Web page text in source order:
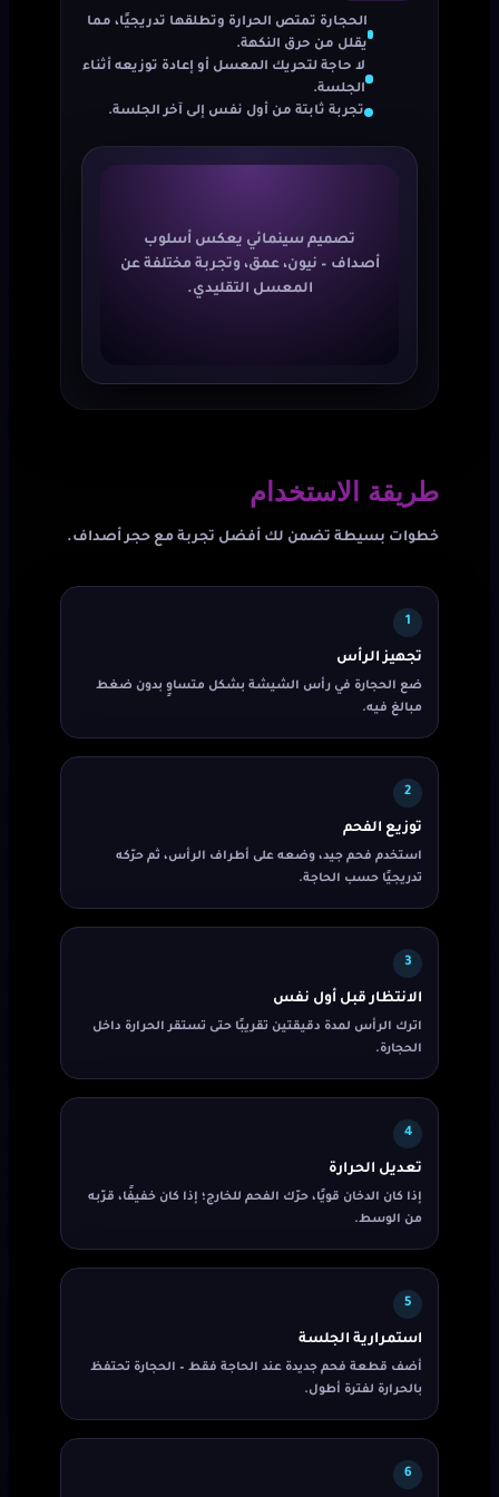
الحجارة تمتص الحرارة وتطلقها تدريجيًا، مما
يقلل من حرق النكهة.
لا حاجة لتحريك المعسل أو إعادة توزيعه أثناء
الجلسة.
تجربة ثابتة من أول نفس إلى آخر الجلسة.
تصميم سينمائي يعكس أسلوب
أصداف – نيون، عمق، وتجربة مختلفة عن
المعسل التقليدي.
طريقة الاستخدام
خطوات بسيطة تضمن لك أفضل تجربة مع حجر أصداف.
1
تجهيز الرأس
ضع الحجارة في رأس الشيشة بشكل متساوٍ بدون ضغط
مبالغ فيه.
2
توزيع الفحم
استخدم فحم جيد، وضعه على أطراف الرأس، ثم حرّكه
تدريجيًا حسب الحاجة.
3
الانتظار قبل أول نفس
اترك الرأس لمدة دقيقتين تقريبًا حتى تستقر الحرارة داخل
الحجارة.
4
تعديل الحرارة
إذا كان الدخان قويًا، حرّك الفحم للخارج؛ إذا كان خفيفًا، قرّبه
من الوسط.
5
استمرارية الجلسة
أضف قطعة فحم جديدة عند الحاجة فقط – الحجارة تحتفظ
بالحرارة لفترة أطول.
6